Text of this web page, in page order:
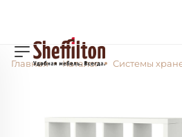
Главная Каталог Системы